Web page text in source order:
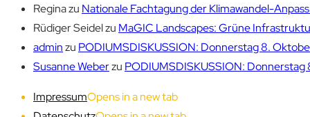
Reginazu Nationale Fachtagung der Klimawandel-
Rüdiger Seidelzu MaGIC Landscapes: Grüne
adminzu PODIUMSDISKUSSION: Donnerstag 8.
Susanne Weberzu PODIUMSDISKUSSION: Donnerstag
ImpressumOpens in a new tab